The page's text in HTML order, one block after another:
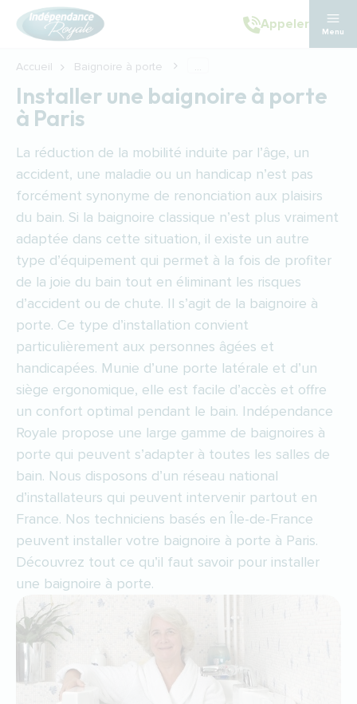
Aller au contenu principal
Appeler
Menu
Accueil Baignoire à porte ...
Installer une baignoire à porte
à Paris
La réduction de la mobilité induite par l’âge, un
accident, une maladie ou un handicap n’est pas
forcément synonyme de renonciation aux plaisirs
du bain. Si la baignoire classique n’est plus vraiment
adaptée dans cette situation, il existe un autre
type d’équipement qui permet à la fois de profiter
de la joie du bain tout en éliminant les risques
d’accident ou de chute. Il s’agit de la baignoire à
porte. Ce type d’installation convient
particulièrement aux personnes âgées et
handicapées. Munie d’une porte latérale et d’un
siège ergonomique, elle est facile d’accès et offre
un confort optimal pendant le bain. Indépendance
Royale propose une large gamme de baignoires à
porte qui peuvent s’adapter à toutes les salles de
bain. Nous disposons d’un réseau national
d’installateurs qui peuvent intervenir partout en
France. Nos techniciens basés en Île-de-France
peuvent installer votre baignoire à porte à Paris.
Découvrez tout ce qu’il faut savoir pour installer
une baignoire à porte.